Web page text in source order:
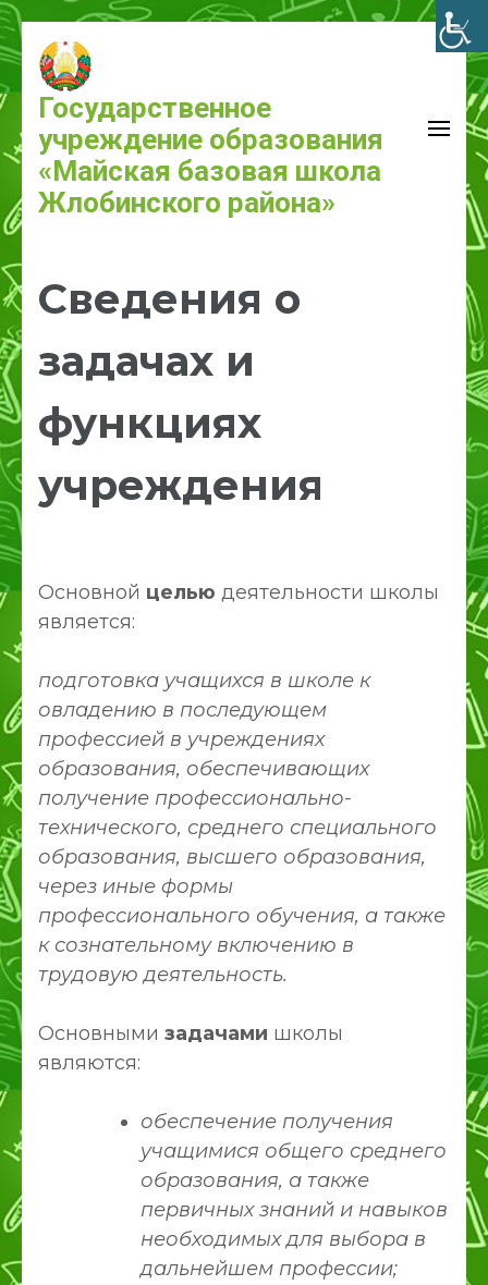
Государственное
учреждение образования
«Майская базовая школа
Жлобинского района»
Сведения о
задачах и
функциях
учреждения
Основной целью деятельности школы
является:
подготовка учащихся в школе к
овладению в последующем
профессией в учреждениях
образования, обеспечивающих
получение профессионально-
технического, среднего специального
образования, высшего образования,
через иные формы
профессионального обучения, а также
к сознательному включению в
трудовую деятельность.
Основными задачами школы
являются:
обеспечение получения
учащимися общего среднего
образования, а также
первичных знаний и навыков
необходимых для выбора в
дальнейшем профессии;